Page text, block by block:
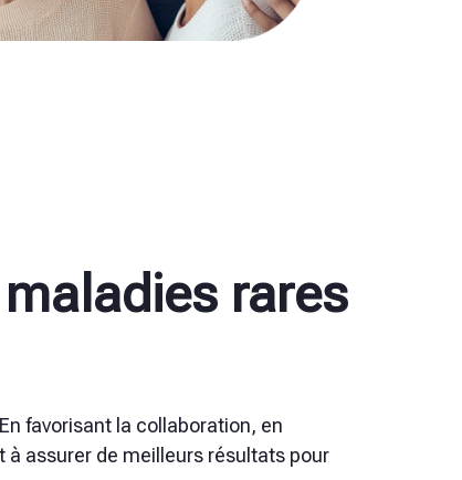
rares
favorisant la collaboration, en
assurer de meilleurs résultats pour